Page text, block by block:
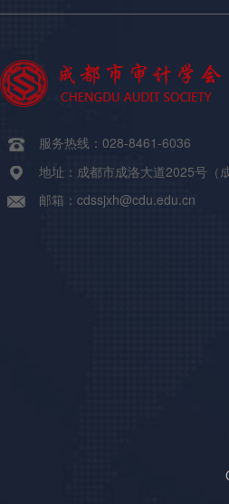
服务热线：028-8461-6036
地址：成都市成洛大道2025号（
邮箱：cdssjxh@cdu.edu.cn